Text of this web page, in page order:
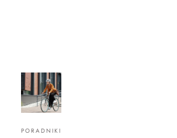
PORADNIKI